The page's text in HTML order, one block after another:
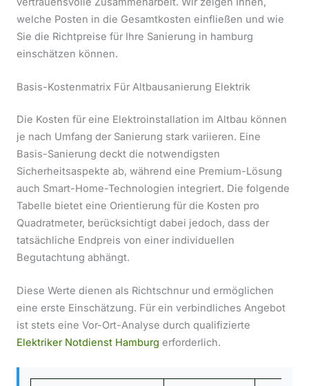
welche Posten in die Gesamtkosten einfließen und wie
Sie die Richtpreise für Ihre Sanierung in hamburg
einschätzen können.
Basis-Kostenmatrix Für Altbausanierung Elektrik
Die Kosten für eine Elektroinstallation im Altbau können
je nach Umfang der Sanierung stark variieren. Eine
Basis-Sanierung deckt die notwendigsten
Sicherheitsaspekte ab, während eine Premium-Lösung
auch Smart-Home-Technologien integriert. Die folgende
Tabelle bietet eine Orientierung für die Kosten pro
Quadratmeter, berücksichtigt dabei jedoch, dass der
tatsächliche Endpreis von einer individuellen
Begutachtung abhängt.
Diese Werte dienen als Richtschnur und ermöglichen
eine erste Einschätzung. Für ein verbindliches Angebot
ist stets eine Vor-Ort-Analyse durch qualifizierte
Elektriker Notdienst Hamburg erforderlich.